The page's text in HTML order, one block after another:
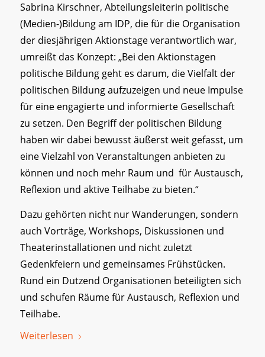
Sabrina Kirschner, Abteilungsleiterin politische
(Medien-)Bildung am IDP, die für die Organisation
der diesjährigen Aktionstage verantwortlich war,
umreißt das Konzept: „Bei den Aktionstagen
politische Bildung geht es darum, die Vielfalt der
politischen Bildung aufzuzeigen und neue Impulse
für eine engagierte und informierte Gesellschaft
zu setzen. Den Begriff der politischen Bildung
haben wir dabei bewusst äußerst weit gefasst, um
eine Vielzahl von Veranstaltungen anbieten zu
können und noch mehr Raum und für Austausch,
Reflexion und aktive Teilhabe zu bieten.“
Dazu gehörten nicht nur Wanderungen, sondern
auch Vorträge, Workshops, Diskussionen und
Theaterinstallationen und nicht zuletzt
Gedenkfeiern und gemeinsames Frühstücken.
Rund ein Dutzend Organisationen beteiligten sich
und schufen Räume für Austausch, Reflexion und
Teilhabe.
Weiterlesen